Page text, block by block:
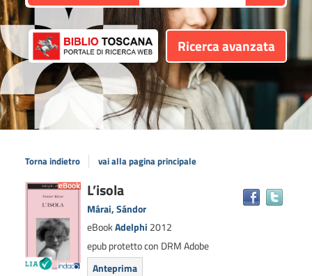
Ricerca avanzata
Torna indietro vai alla pagina principale
Dettaglio
del
documento
L’isola
Márai, Sándor
eBookAdelphi 2012
epub protetto con DRM Adobe
Anteprima